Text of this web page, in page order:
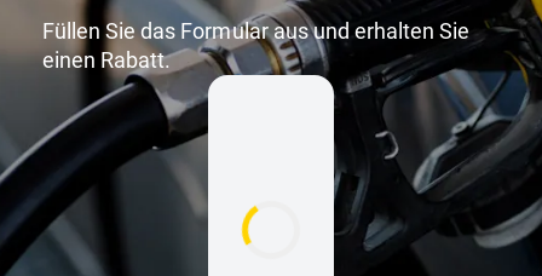
Füllen Sie das Formular aus und erhalten Sie
einen Rabatt.